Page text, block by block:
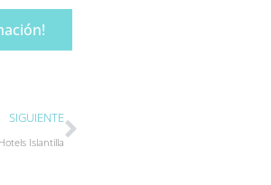
SIGUIENTE
Islantilla
Siguiente